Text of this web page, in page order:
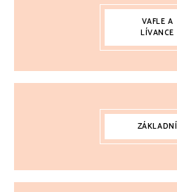
VAFLE A
LÍVANCE
ZÁKLADNÍ